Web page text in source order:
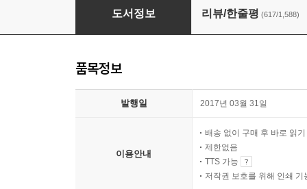
도서정보 리뷰/한줄평 (617/1,588)
품목정보
발행일 2017년 03월 31일
이용안내
배송 없이 구매 후 바로 읽기
제한없음
TTS 가능
저작권 보호를 위해 인쇄 기